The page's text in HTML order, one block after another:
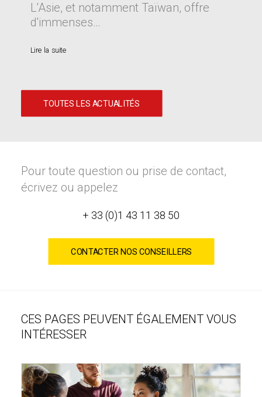
L'Asie, et notamment Taïwan, offre
d'immenses…
Lire la suite
TOUTES LES ACTUALITÉS
Pour toute question ou prise de contact,
écrivez ou appelez
+ 33 (0)1 43 11 38 50
CONTACTER NOS CONSEILLERS
CES PAGES PEUVENT ÉGALEMENT VOUS
INTÉRESSER